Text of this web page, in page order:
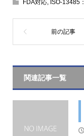
FDA対応, ISO-13485
関連記事一覧